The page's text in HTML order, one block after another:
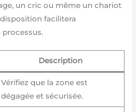
un cric ou même un chariot
facilitera
Description
Vérifiez que la zone est
dégagée et sécurisée.